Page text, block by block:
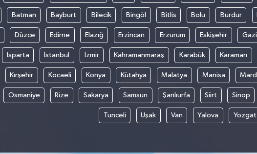
Batman Bayburt Bilecik Bingöl Bitlis Bolu Burdur
Düzce Edirne Elazığ Erzincan Erzurum Eskişehir
Isparta İstanbul İzmir Kahramanmaraş Karabük Karaman
Kırşehir Kocaeli Konya Kütahya Malatya Manisa
Osmaniye Rize Sakarya Samsun Şanlıurfa Siirt Sinop
Tunceli Uşak Van Yalova Yozgat